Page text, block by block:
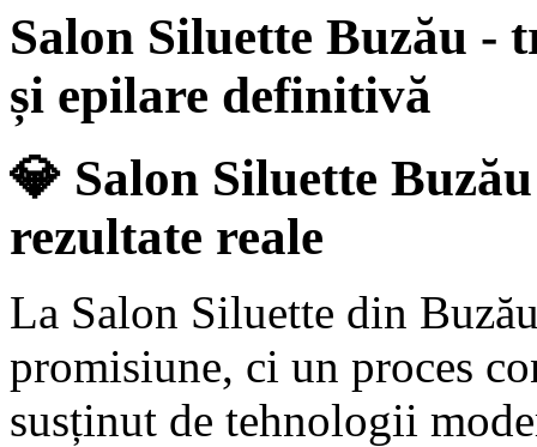
Salon Siluette Buzău -
și epilare definitivă
💎 Salon Siluette
rezultate reale
La Salon Siluette din
promisiune, ci un proces
susținut de tehnologii